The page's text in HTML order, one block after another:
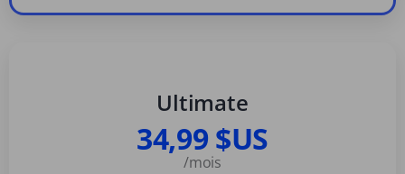
Ultimate
34,99 $US
/mois